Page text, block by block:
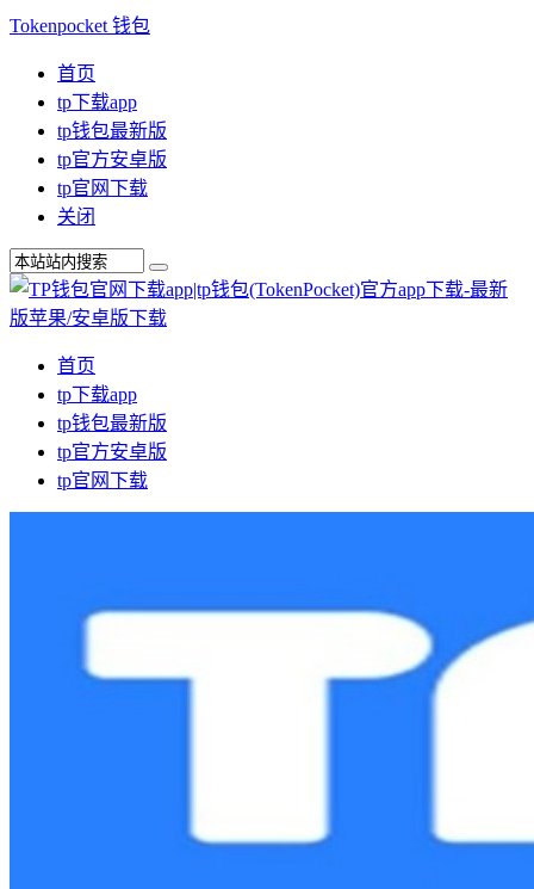
Tokenpocket 钱包
首页
tp下载app
tp钱包最新版
tp官方安卓版
tp官网下载
关闭
首页
tp下载app
tp钱包最新版
tp官方安卓版
tp官网下载